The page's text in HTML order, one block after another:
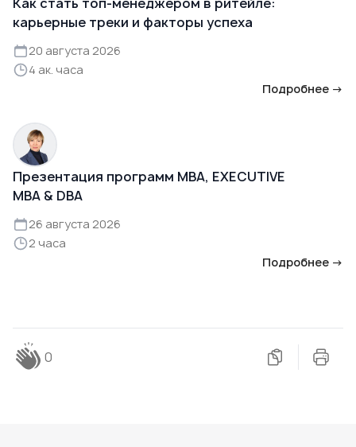
карьерные треки и факторы успеха
20 августа 2026
4 ак. часа
Подробнее →
Презентация программ MBA, EXECUTIVE
MBA & DBA
26 августа 2026
2 часа
Подробнее →
0